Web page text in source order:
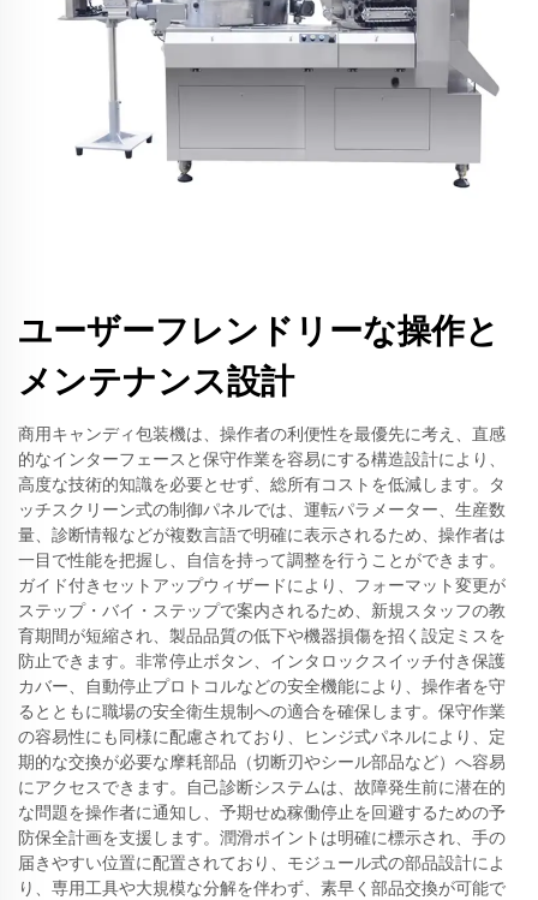
ユーザーフレンドリーな操作と
メンテナンス設計
商用キャンディ包装機は、操作者の利便性を最優先に考え、直感
的なインターフェースと保守作業を容易にする構造設計により、
高度な技術的知識を必要とせず、総所有コストを低減します。タ
ッチスクリーン式の制御パネルでは、運転パラメーター、生産数
量、診断情報などが複数言語で明確に表示されるため、操作者は
一目で性能を把握し、自信を持って調整を行うことができます。
ガイド付きセットアップウィザードにより、フォーマット変更が
ステップ・バイ・ステップで案内されるため、新規スタッフの教
育期間が短縮され、製品品質の低下や機器損傷を招く設定ミスを
防止できます。非常停止ボタン、インタロックスイッチ付き保護
カバー、自動停止プロトコルなどの安全機能により、操作者を守
るとともに職場の安全衛生規制への適合を確保します。保守作業
の容易性にも同様に配慮されており、ヒンジ式パネルにより、定
期的な交換が必要な摩耗部品（切断刃やシール部品など）へ容易
にアクセスできます。自己診断システムは、故障発生前に潜在的
な問題を操作者に通知し、予期せぬ稼働停止を回避するための予
防保全計画を支援します。潤滑ポイントは明確に標示され、手の
届きやすい位置に配置されており、モジュール式の部品設計によ
り、専用工具や大規模な分解を伴わず、素早く部品交換が可能で